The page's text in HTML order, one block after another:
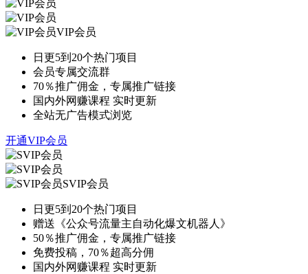
VIP会员
日更5到20个热门项目
会员专属交流群
70％推广佣金，专属推广链接
国内外网赚课程 实时更新
全站无广告模式浏览
开通VIP会员
SVIP会员
日更5到20个热门项目
赠送《公众号流量主自动化爆文机器人》
50％推广佣金，专属推广链接
免费投稿，70％超高分佣
国内外网赚课程 实时更新